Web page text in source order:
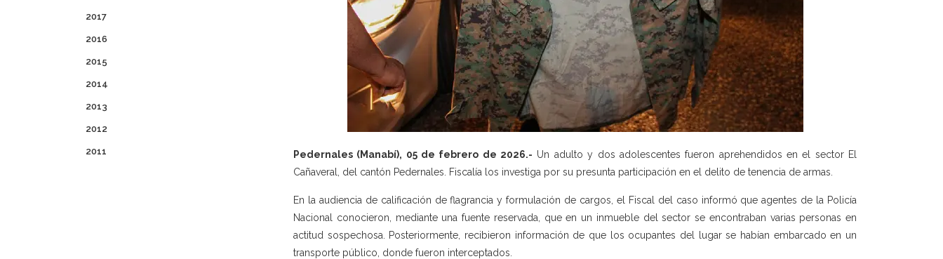
2017
2016
2015
2014
2013
2012
2011 Pedernales (Manabí), 05 de febrero de 2026.- Un adulto y dos adolescentes fueron aprehendidos en el sector El
Cañaveral, del cantón Pedernales. Fiscalía los investiga por su presunta participación en el delito de tenencia de armas.
En la audiencia de calificación de flagrancia y formulación de cargos, el Fiscal del caso informó que agentes de la Policía
Nacional conocieron, mediante una fuente reservada, que en un inmueble del sector se encontraban varias personas en
actitud sospechosa. Posteriormente, recibieron información de que los ocupantes del lugar se habían embarcado en un
transporte público, donde fueron interceptados.